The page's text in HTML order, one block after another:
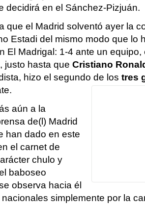
decidirá en el Sánchez-Pizjuán.
que el Madrid solventó ayer la
Estadi del mismo modo que lo
El Madrigal: 1-4 ante un equipo,
justo hasta que Cristiano
hizo el segundo de los tres
aún a la
de(l) Madrid
han dado en este
el carnet de
chulo y
baboseo
observa hacia él
simplemente por la